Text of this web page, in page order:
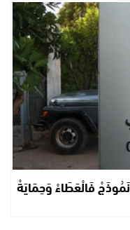
فَالْعَطَاءْ وَحِمَايَةْ